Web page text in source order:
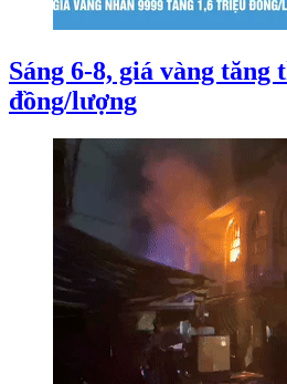
Sáng 6-8, giá vàng tăng
đồng/lượng